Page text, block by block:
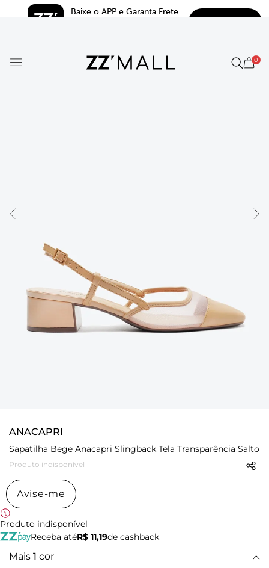
Baixe o APP e Garanta Frete
0
ANACAPRI
Sapatilha Bege Anacapri Slingback Tela Transparência Salto
Produto indisponível
Avise-me
Produto indisponível
Receba atéR$ 11,19de cashback
Mais 1 cor